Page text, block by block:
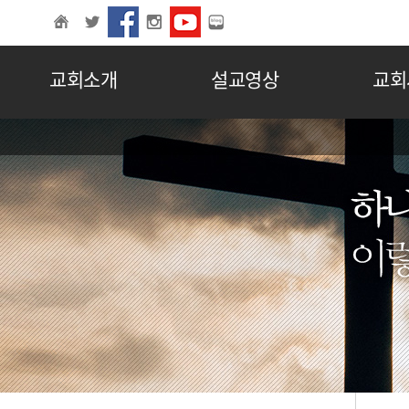
교회소개 설교영상 교